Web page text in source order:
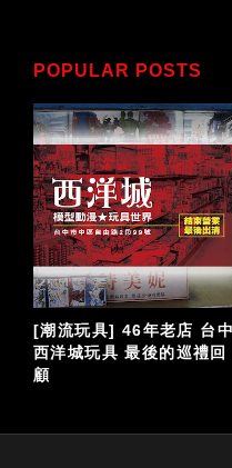
POPULAR POSTS
[潮電影]《機動戰士鋼彈
閃光的哈薩威》第一部 全
台上映、第二部《機動戰